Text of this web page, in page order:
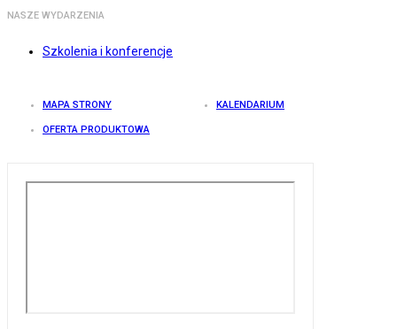
NASZE WYDARZENIA
Szkolenia i konferencje
MAPA STRONY KALENDARIUM
OFERTA PRODUKTOWA